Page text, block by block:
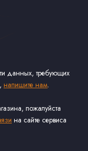
данных, требующих
напишите нам.
пожалуйста
на сайте сервиса